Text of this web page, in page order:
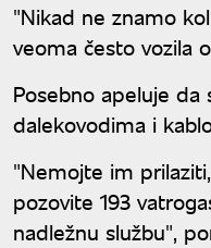
"Nikad ne znamo
veoma često vozila
Posebno apeluje
dalekovodima i
"Nemojte im
pozovite 193
nadležnu službu",